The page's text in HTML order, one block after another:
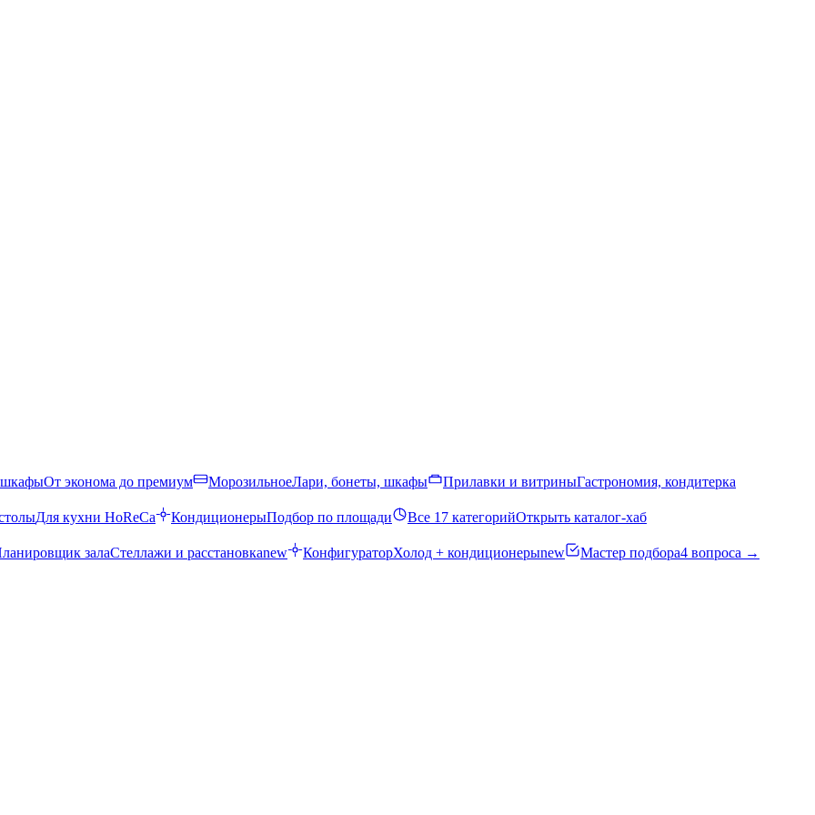
шкафыОт эконома до премиум МорозильноеЛари, бонеты, шкафы Прилавки и витриныГастрономия, кондитерка
Для кухни HoReCa КондиционерыПодбор по площади Все 17 категорийОткрыть каталог-хаб
залаСтеллажи и расстановкаnew КонфигураторХолод + кондиционерыnew Мастер подбора4 вопроса →